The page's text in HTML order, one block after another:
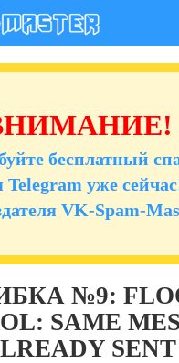
бесплатный
Telegram уже
VK-Spam-
№9:
SAME
SENT